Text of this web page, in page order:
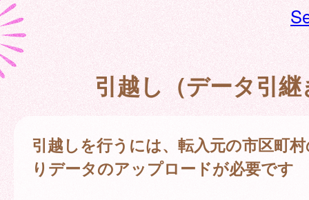
引越し（データ引継
引越しを行うには、転入元の市区町
りデータのアップロードが必要です